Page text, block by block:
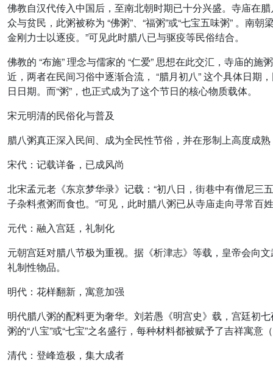
佛教自汉代传入中国后，至南北朝时期已十分兴盛。寺庙在
众与贫民，此粥被称为 “佛粥”、“福粥”或“七宝五味粥” 。
金刚力士以逐疫。”可见此时腊八已与驱疫等民俗结合。
佛教的 “布施” 理念与儒家的 “仁爱” 思想在此交汇，寺庙的
近，两者在民间习俗中逐渐合流， “腊月初八” 这个具体日期
日日期。而“粥”，也正式成为了这个节日的核心物质载体。
宋元明清的民俗化与普及
腊八粥真正深入民间、成为全民性节俗，并在形制上高度成
宋代：记载详备，已成风尚
北宋孟元老《东京梦华录》记载：“初八日，街巷中有僧尼
子杂料煮粥而食也。”可见，此时腊八粥已从寺庙走向寻常百
元代：融入宫廷，礼制化
元朝宫廷对腊八节极为重视。据《析津志》等载，皇帝会向
礼制性物品。
明代：花样翻新，寓意加强
明代腊八粥的配料更为奢华。刘若愚《明宫史》载，宫廷初
粥的“八宝”或“七宝”之名盛行，每种材料都被赋予了吉祥寓
清代：登峰造极，集大成者